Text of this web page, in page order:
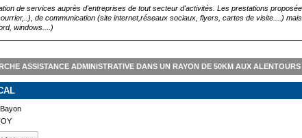
de services auprès d'entreprises de tout secteur d'activités. Les prestations
de communication (site internet,réseaux sociaux, flyers, cartes de visite....)
windows....)
ASSISTANCE ADMINISTRATIVE DANS UN RAYON DE 50KM AUX